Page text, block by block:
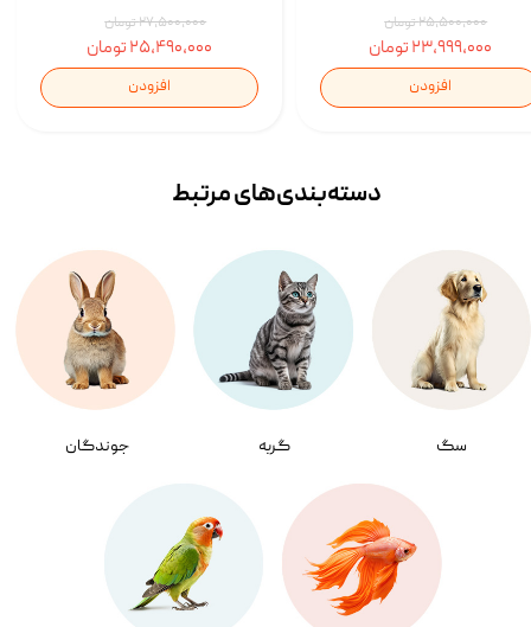
۲۷,۵۰۰,۰۰۰ تومان
۲۵,۴۹۰,۰۰۰ تومان
افزودن
۲۵,۵۰۰,۰۰۰ تومان
۲۳,۹۹۹,۰۰۰ تومان
افزودن
سگ گربه جوندگان
دسته‌بندی‌‌های مرتبط